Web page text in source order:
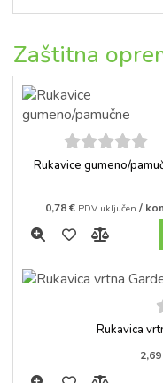
Zaštitna
5out of
Rukavice gumeno/
0,78€ PDV uključen /
Rukavica
2,69